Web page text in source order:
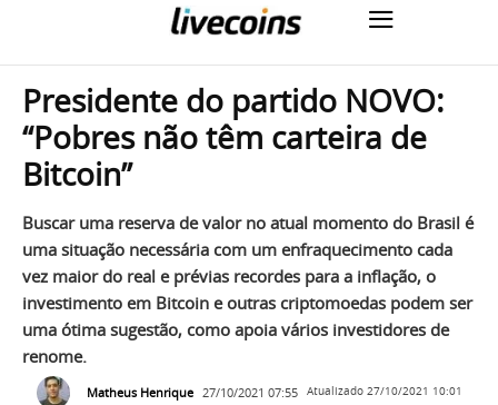
Presidente do partido NOVO:
“Pobres não têm carteira de
Bitcoin”
Buscar uma reserva de valor no atual momento do Brasil é
uma situação necessária com um enfraquecimento cada
vez maior do real e prévias recordes para a inflação, o
investimento em Bitcoin e outras criptomoedas podem ser
uma ótima sugestão, como apoia vários investidores de
renome.
Matheus Henrique 27/10/2021 07:55 Atualizado 27/10/2021 10:01